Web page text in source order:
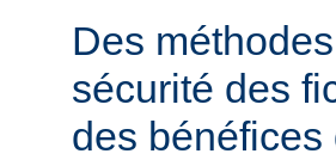
Des
sécurité des
des